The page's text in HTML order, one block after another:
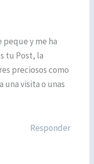
peque y me ha
tu Post, la
preciosos como
una visita o unas
Responder